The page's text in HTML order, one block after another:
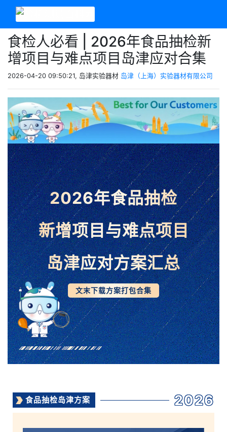
食检人必看 | 2026年食品抽检新
增项目与难点项目岛津应对合集
2026-04-20 09:50:21, 岛津实验器材 岛津（上海）实验器材有限公司
2026年食品抽检
新增项目与难点项目
岛津应对方案汇总
文末下载方案打包合集
食品抽检岛津方案 2026